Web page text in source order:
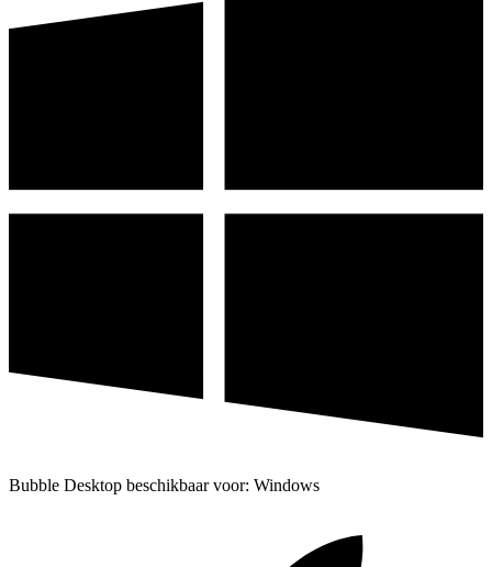
Bubble Desktop beschikbaar voor: Windows